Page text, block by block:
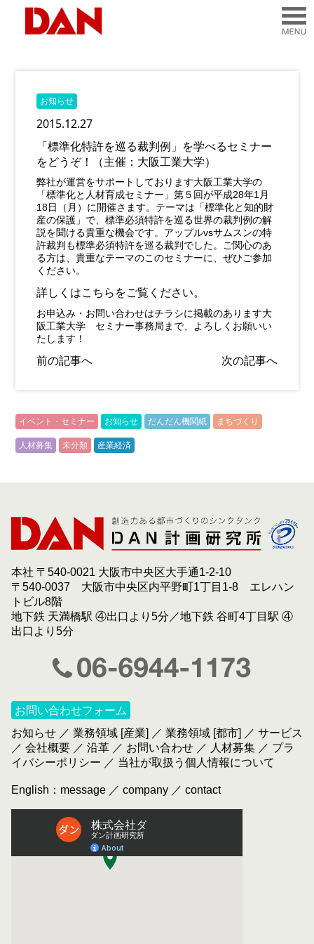
お知らせ
2015.12.27
「標準化特許を巡る裁判例」を学べるセミナー
をどうぞ！（主催：大阪工業大学）
弊社が運営をサポートしております大阪工業大学の
「標準化と人材育成セミナー」第５回が平成28年1月
18日（月）に開催さます。テーマは「標準化と知的財
産の保護」で、標準必須特許を巡る世界の裁判例の解
説を聞ける貴重な機会です。アップルvsサムスンの特
許裁判も標準必須特許を巡る裁判でした。ご関心のあ
る方は、貴重なテーマのこのセミナーに、ぜひご参加
ください。
詳しくはこちらをご覧ください。
お申込み・お問い合わせはチラシに掲載のあります大
阪工業大学 セミナー事務局まで、よろしくお願いい
たします！
前の記事へ 次の記事へ
イベント・セミナー お知らせ だんだん機関紙
まちづくり
人材募集
未分類 産業経済
本社 〒540-0021 大阪市中央区大手通1-2-10
〒540-0037 大阪市中央区内平野町1丁目1-8 エレハン
トビル8階
地下鉄 天満橋駅 ④出口より5分／地下鉄 谷町4丁目駅 ④
出口より5分
お問い合わせフォーム
お知らせ ／ 業務領域 [産業] ／ 業務領域 [都市] ／ サービス
／ 会社概要 ／ 沿革 ／ お問い合わせ ／ 人材募集 ／ プラ
イバシーポリシー ／ 当社が取扱う個人情報について
English： message ／ company ／ contact